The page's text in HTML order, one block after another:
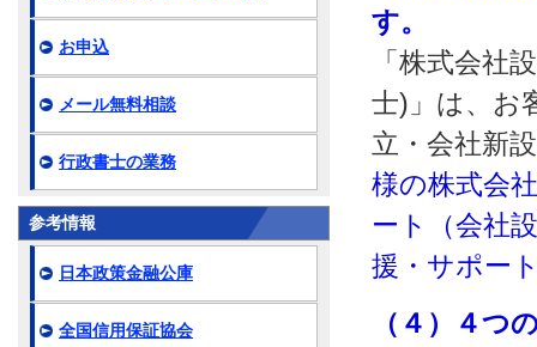
す。
「株式会社
士)」は、お
立・会社新
様の株式会
ート（会社
援・サポー
（４）４つ
お申込
メール無料相談
行政書士の業務
参考情報
日本政策金融公庫
全国信用保証協会